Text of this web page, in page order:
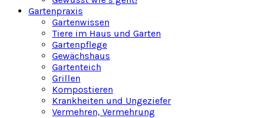
Gartenpraxis
Gartenwissen
Tiere im Haus und Garten
Gartenpflege
Gewächshaus
Gartenteich
Grillen
Kompostieren
Krankheiten und Ungeziefer
Vermehren, Vermehrung